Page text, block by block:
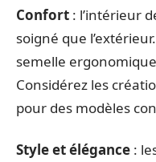
Confort : l’intérieur
soigné que
semelle
Considérez les
pour des modèles
Style et élégance :